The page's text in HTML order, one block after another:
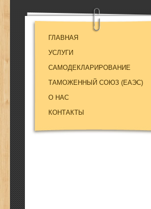
ГЛАВНАЯ
УСЛУГИ
САМОДЕКЛАРИРОВАНИЕ
ТАМОЖЕННЫЙ СОЮЗ (EAЭC)
О НАС
КОНТАКТЫ